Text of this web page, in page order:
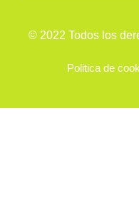
© 2022 Todos los
Politica de